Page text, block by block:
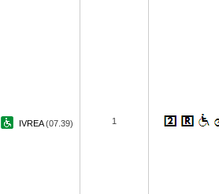
IVREA(07.39) 1